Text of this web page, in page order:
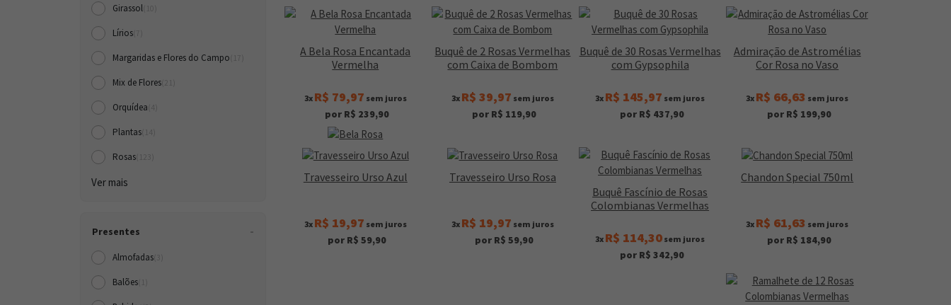
Girassol
Lírios
Margaridas e Flores do Campo
Mix de Flores
Orquídea
Plantas
Rosas
Ver mais
Presentes
Almofadas
Balões
A Bela Rosa Encantada
Vermelha
3x R$ 79,97 sem juros
por R$ 239,90
Buquê de 2 Rosas Vermelhas
com Caixa de Bombom
3x R$ 39,97 sem juros
por R$ 119,90
Buquê de 30 Rosas Vermelhas
com Gypsophila
3x R$ 145,97 sem juros
por R$ 437,90
Admiração de Astromélias
Cor Rosa no Vaso
3x R$ 66,63 sem juros
por R$ 199,90
Travesseiro Urso Azul
3x R$ 19,97 sem juros
por R$ 59,90
Travesseiro Urso Rosa
3x R$ 19,97 sem juros
por R$ 59,90
Buquê Fascínio de Rosas
Colombianas Vermelhas
3x R$ 114,30 sem juros
por R$ 342,90
Chandon Special 750ml
3x R$ 61,63 sem juros
por R$ 184,90